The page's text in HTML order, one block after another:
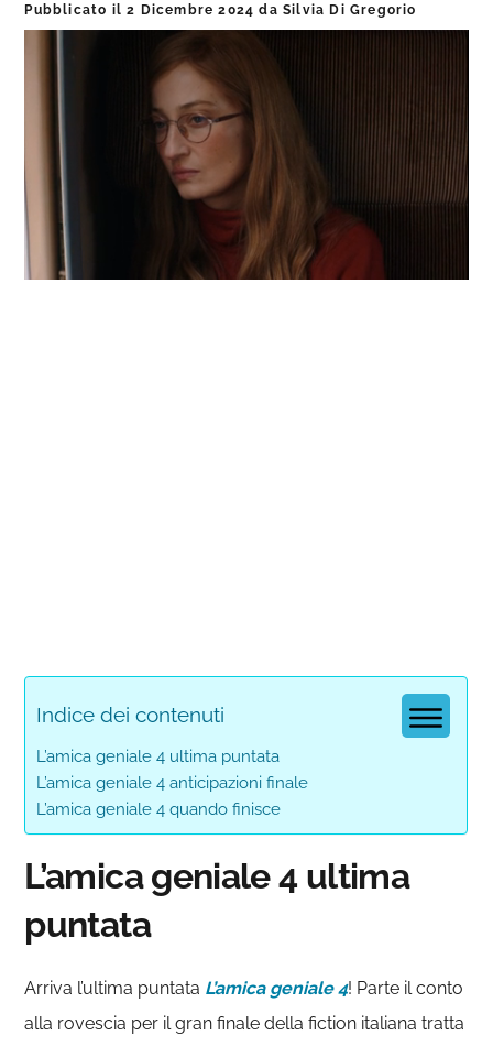
Pubblicato il2 Dicembre 2024 daSilvia Di Gregorio
Loaded
0%
0%
Indice dei contenuti
L’amica geniale 4 ultima puntata
L’amica geniale 4 anticipazioni finale
L’amica geniale 4 quando finisce
L’amica geniale 4 ultima
puntata
Arriva l’ultima puntata L’amica geniale 4! Parte il conto
alla rovescia per il gran finale della fiction italiana tratta